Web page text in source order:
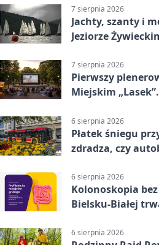
7 sierpnia 2026
Jachty, szanty i
Jeziorze
7 sierpnia 2026
Pierwszy
Miejskim
6 sierpnia 2026
Płatek śniegu
zdradza, czy
6 sierpnia 2026
Kolonoskopia
Bielsku-Białej
6 sierpnia 2026